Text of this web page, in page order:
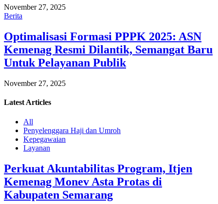
November 27, 2025
Berita
Optimalisasi Formasi PPPK 2025: ASN
Kemenag Resmi Dilantik, Semangat Baru
Untuk Pelayanan Publik
November 27, 2025
Latest Articles
All
Penyelenggara Haji dan Umroh
Kepegawaian
Layanan
Perkuat Akuntabilitas Program, Itjen
Kemenag Monev Asta Protas di
Kabupaten Semarang